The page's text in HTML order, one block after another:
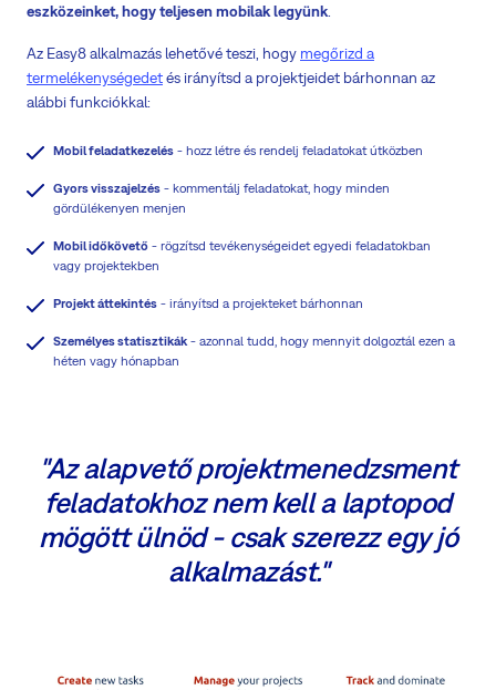
eszközeinket, hogy teljesen mobilak legyünk
Az Easy8 alkalmazás lehetővé teszi, hogy megőrizd a
termelékenységedetés irányítsd a projektjeidet bárhonnan az
alábbi funkciókkal:
Mobil feladatkezelés - hozz létre és rendelj feladatokat útközben
Gyors visszajelzés - kommentálj feladatokat, hogy minden
gördülékenyen menjen
Mobil időkövető - rögzítsd tevékenységeidet egyedi feladatokban
vagy projektekben
Projekt áttekintés - irányítsd a projekteket bárhonnan
Személyes statisztikák - azonnal tudd, hogy mennyit dolgoztál ezen a
héten vagy hónapban
"Az alapvető projektmenedzsment
feladatokhoz nem kell a laptopod
mögött ülnöd - csak szerezz egy jó
alkalmazást."